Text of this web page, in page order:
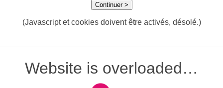
Continuer >
(Javascript et cookies doivent être activés, désolé.)
Website is overloaded…